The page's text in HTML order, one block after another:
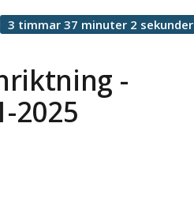
-
2025
3 timmar 37 minuter 2 sekunder